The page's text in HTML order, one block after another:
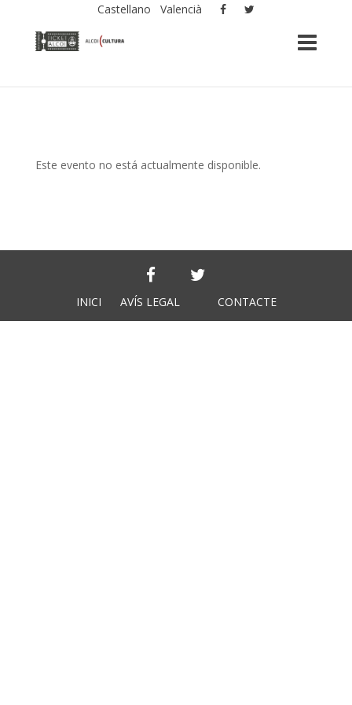
Castellano Valencià
Este evento no está actualmente disponible.
INICI AVÍS LEGAL CONTACTE